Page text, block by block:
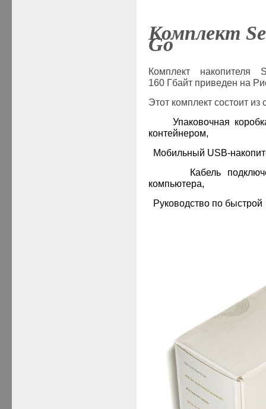
Комплект
Go
Комплект накопителя
160 Гбайт приведен на
Этот комплект состоит
Упаковочная
контейнером,
Мобильный USB-
Кабель
компьютера,
Руководство по быстрой